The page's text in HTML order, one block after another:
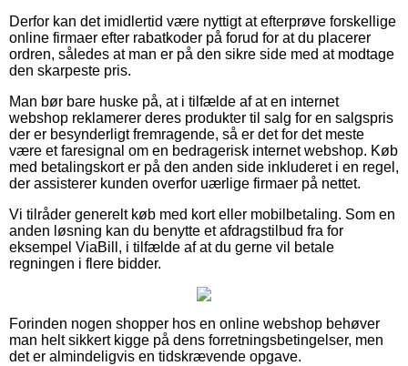
Derfor kan det imidlertid være nyttigt at efterprøve forskellige
online firmaer efter rabatkoder på forud for at du placerer
ordren, således at man er på den sikre side med at modtage
den skarpeste pris.
Man bør bare huske på, at i tilfælde af at en internet
webshop reklamerer deres produkter til salg for en salgspris
der er besynderligt fremragende, så er det for det meste
være et faresignal om en bedragerisk internet webshop. Køb
med betalingskort er på den anden side inkluderet i en regel,
der assisterer kunden overfor uærlige firmaer på nettet.
Vi tilråder generelt køb med kort eller mobilbetaling. Som en
anden løsning kan du benytte et afdragstilbud fra for
eksempel ViaBill, i tilfælde af at du gerne vil betale
regningen i flere bidder.
Forinden nogen shopper hos en online webshop behøver
man helt sikkert kigge på dens forretningsbetingelser, men
det er almindeligvis en tidskrævende opgave.